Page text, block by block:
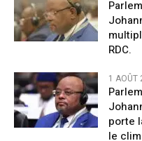
RDC.
1 AOÛT
porte
le